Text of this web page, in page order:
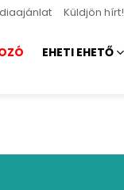
Küldjön hírt!
EHETI EHETŐ